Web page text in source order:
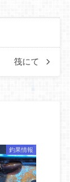
筏にて
釣果情報